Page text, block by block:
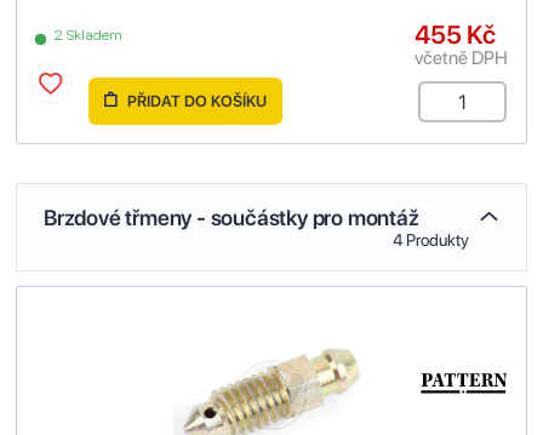
2 Skladem 455 Kč
včetně DPH
PŘIDAT DO KOŠÍKU
Brzdové třmeny - součástky pro montáž
4 Produkty